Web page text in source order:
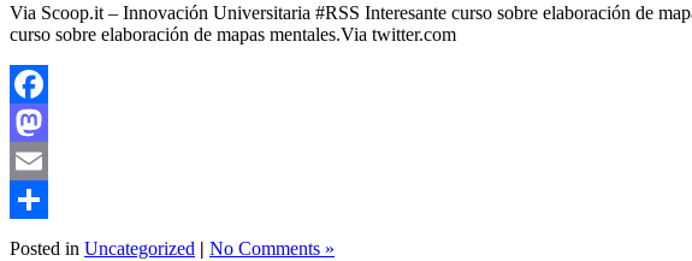
Via Scoop.it – Innovación Universitaria #RSS Interesante curso sobre elaboración de
curso sobre elaboración de mapas mentales.Via twitter.com
Facebook
Mastodon
Email
Share
Posted in Uncategorized | No Comments »